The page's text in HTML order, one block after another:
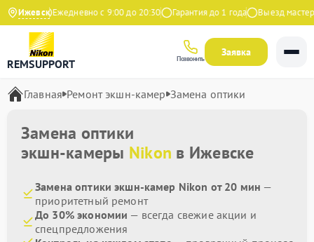
ИжевскЕжедневно с 9:00 до 20:30 Гарантия до 1 года Выезд мастера
REMSUPPORT Позвонить
Заявка
Главная Ремонт экшн-камер Замена оптики
Замена оптики
экшн-камеры Nikon в Ижевске
Замена оптики экшн-камер Nikon от 20 мин —
приоритетный ремонт
До 30% экономии — всегда свежие акции и
спецпредложения